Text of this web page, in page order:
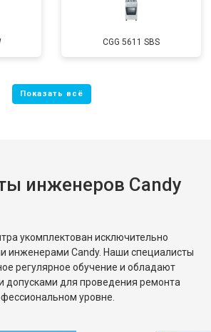
CGG 5611 SBS
инженеров Candy
укомплектован исключительно
инженерами Candy. Наши специалисты
регулярное обучение и обладают
для проведения ремонта
уровне.